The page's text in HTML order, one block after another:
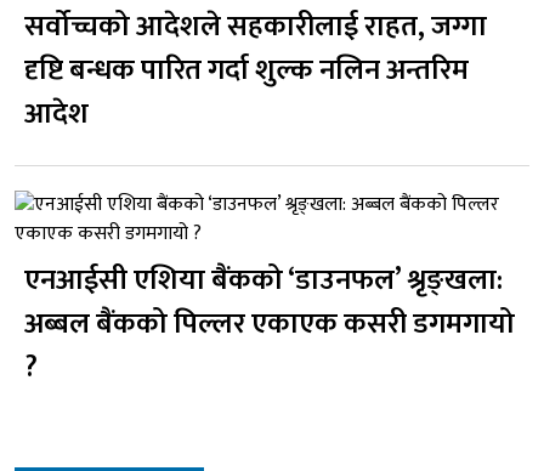
सर्वोच्चको आदेशले सहकारीलाई राहत, जग्गा
दृष्टि बन्धक पारित गर्दा शुल्क नलिन अन्तरिम
आदेश
एनआईसी एशिया बैंकको ‘डाउनफल’ श्रृङ्खला:
अब्बल बैंकको पिल्लर एकाएक कसरी डगमगायो
?